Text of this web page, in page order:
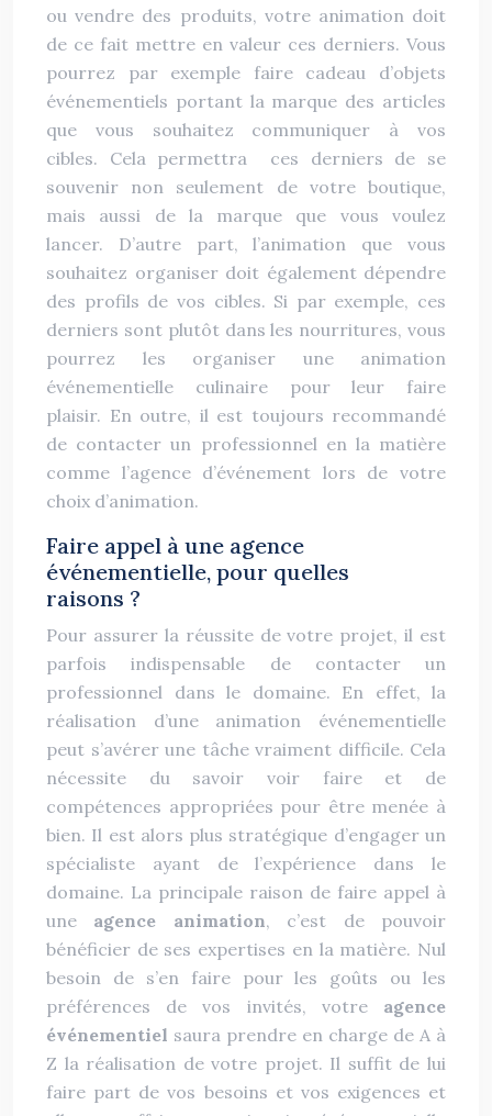
ou vendre des produits, votre animation doit
de ce fait mettre en valeur ces derniers. Vous
pourrez par exemple faire cadeau d’objets
événementiels portant la marque des articles
que vous souhaitez communiquer à vos
cibles. Cela permettra ces derniers de se
souvenir non seulement de votre boutique,
mais aussi de la marque que vous voulez
lancer. D’autre part, l’animation que vous
souhaitez organiser doit également dépendre
des profils de vos cibles. Si par exemple, ces
derniers sont plutôt dans les nourritures, vous
pourrez les organiser une animation
événementielle culinaire pour leur faire
plaisir. En outre, il est toujours recommandé
de contacter un professionnel en la matière
comme l’agence d’événement lors de votre
choix d’animation.
Faire appel à une agence
événementielle, pour quelles
raisons ?
Pour assurer la réussite de votre projet, il est
parfois indispensable de contacter un
professionnel dans le domaine. En effet, la
réalisation d’une animation événementielle
peut s’avérer une tâche vraiment difficile. Cela
nécessite du savoir voir faire et de
compétences appropriées pour être menée à
bien. Il est alors plus stratégique d’engager un
spécialiste ayant de l’expérience dans le
domaine. La principale raison de faire appel à
une agence animation, c’est de pouvoir
bénéficier de ses expertises en la matière. Nul
besoin de s’en faire pour les goûts ou les
préférences de vos invités, votre agence
événementiel saura prendre en charge de A à
Z la réalisation de votre projet. Il suffit de lui
faire part de vos besoins et vos exigences et